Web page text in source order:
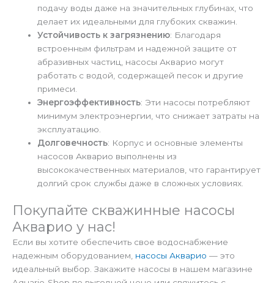
подачу воды даже на значительных глубинах, что
делает их идеальными для глубоких скважин.
Устойчивость к загрязнению: Благодаря
встроенным фильтрам и надежной защите от
абразивных частиц, насосы Акварио могут
работать с водой, содержащей песок и другие
примеси.
Энергоэффективность: Эти насосы потребляют
минимум электроэнергии, что снижает затраты на
эксплуатацию.
Долговечность: Корпус и основные элементы
насосов Акварио выполнены из
высококачественных материалов, что гарантирует
долгий срок службы даже в сложных условиях.
Покупайте скважинные насосы
Акварио у нас!
Если вы хотите обеспечить свое водоснабжение
надежным оборудованием, насосы Акварио — это
идеальный выбор. Закажите насосы в нашем магазине